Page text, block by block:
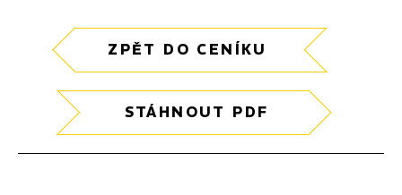
ZPĚT DO CENÍKU
STÁHNOUT PDF